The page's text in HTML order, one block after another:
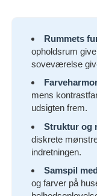
Rummets
opholdsrum
soveværelse
mens
udsigten frem.
Struktur og
diskrete
indretningen.
Samspil
og farver på